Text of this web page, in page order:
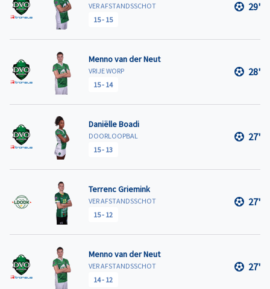
VER AFSTANDSSCHOT
15- 15
29'
Menno van der Neut
VRIJE WORP
15- 14
28'
Daniëlle Boadi
DOORLOOPBAL
15- 13
27'
Terrenc Griemink
VER AFSTANDSSCHOT
15- 12
27'
Menno van der Neut
VER AFSTANDSSCHOT
14- 12
27'